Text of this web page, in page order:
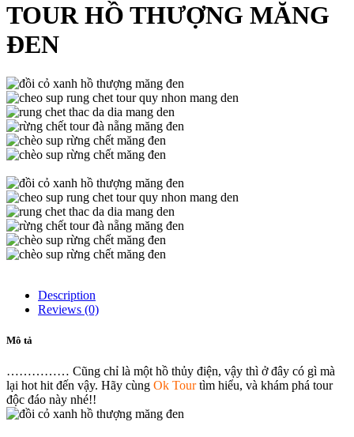
TOUR HỒ THƯỢNG MĂNG
ĐEN
Description
Reviews (0)
Mô tả
…………… Cũng chỉ là một hồ thủy điện, vậy thì ở đây có gì mà
lại hot hit đến vậy. Hãy cùng Ok Tourtìm hiểu, và khám phá tour
độc đáo này nhé!!